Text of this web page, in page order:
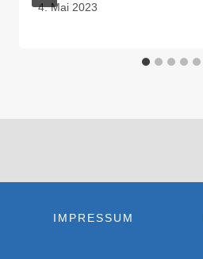
4. Mai 2023
IMPRESSUM